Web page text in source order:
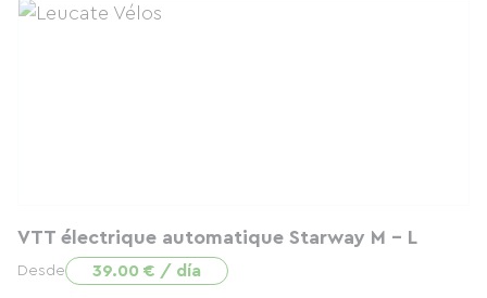
VTT électrique automatique Starway M - L
Desde 39.00 € / día